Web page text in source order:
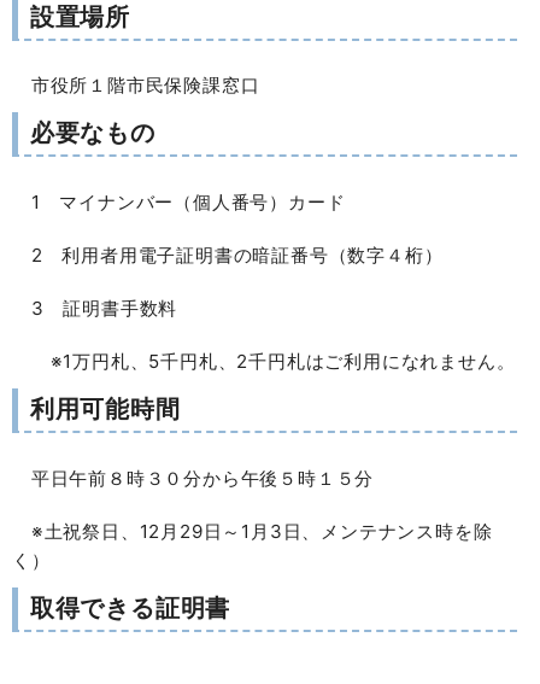
設置場所
市役所１階市民保険課窓口
必要なもの
1 マイナンバー（個人番号）カード
2 利用者用電子証明書の暗証番号（数字４桁）
3 証明書手数料
※1万円札、5千円札、2千円札はご利用になれません。
利用可能時間
平日午前８時３０分から午後５時１５分
※土祝祭日、12月29日～1月3日、メンテナンス時を除
く）
取得できる証明書